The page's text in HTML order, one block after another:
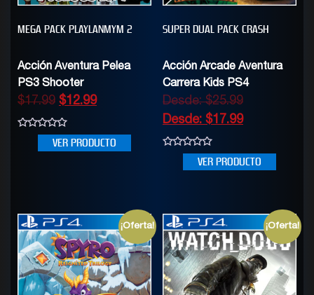
MEGA PACK PLAYLANMYM 2
Acción Aventura Pelea
PS3 Shooter
$17.99 $12.99
VER PRODUCTO
SUPER DUAL PACK CRASH
Acción Arcade Aventura
Carrera Kids PS4
Desde:$25.99
Desde: $17.99
VER PRODUCTO
¡Oferta! ¡Oferta!